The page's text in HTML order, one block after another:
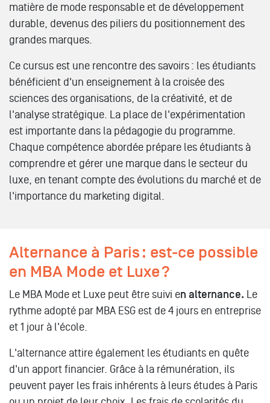
matière de mode responsable et de développement
durable, devenus des piliers du positionnement des
grandes marques.
Ce cursus est une rencontre des savoirs : les étudiants
bénéficient d'un enseignement à la croisée des
sciences des organisations, de la créativité, et de
l'analyse stratégique. La place de l'expérimentation
est importante dans la pédagogie du programme.
Chaque compétence abordée prépare les étudiants à
comprendre et gérer une marque dans le secteur du
luxe, en tenant compte des évolutions du marché et de
l'importance du marketing digital.
Alternance à Paris : est-ce possible
en MBA Mode et Luxe ?
Le MBA Mode et Luxe peut être suivi en alternance. Le
rythme adopté par MBA ESG est de 4 jours en entreprise
et 1 jour à l'école.
L'alternance attire également les étudiants en quête
d'un apport financier. Grâce à la rémunération, ils
peuvent payer les frais inhérents à leurs études à Paris